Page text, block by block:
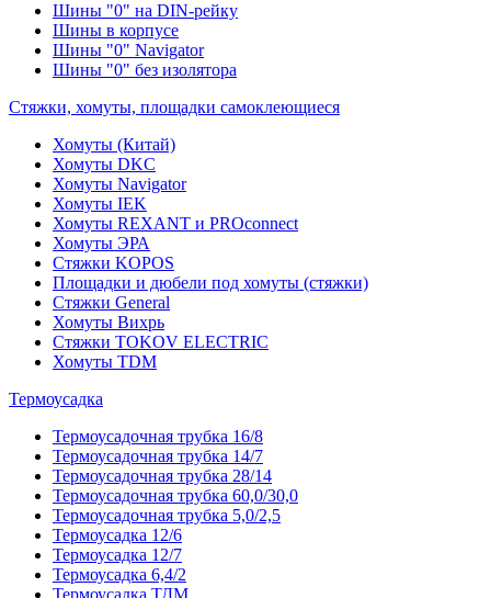
Шины "0" на DIN-рейку
Шины в корпусе
Шины "0" Navigator
Шины "0" без изолятора
Стяжки, хомуты, площадки самоклеющиеся
Хомуты (Китай)
Хомуты DKC
Хомуты Navigator
Хомуты IEK
Хомуты REXANT и PROconnect
Хомуты ЭРА
Стяжки KOPOS
Площадки и дюбели под хомуты (стяжки)
Стяжки General
Хомуты Вихрь
Стяжки TOKOV ELECTRIC
Хомуты TDM
Термоусадка
Термоусадочная трубка 16/8
Термоусадочная трубка 14/7
Термоусадочная трубка 28/14
Термоусадочная трубка 60,0/30,0
Термоусадочная трубка 5,0/2,5
Термоусадка 12/6
Термоусадка 12/7
Термоусадка 6,4/2
Термоусадка ТДМ